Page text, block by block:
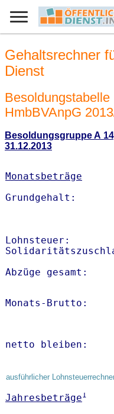
Gehaltsrechner
Dienst
HmbBVAnpG
Besoldungsgruppe A
31.12.2013
Monatsbeträge
Lohnsteuer:
Abzüge gesamt:
Monats-
netto
ausführlicher
Jahresbeträge1